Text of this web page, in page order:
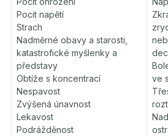
Pocit napětí
Strach
Nadměrné obavy a starosti,
katastrofické myšlenky a
představy
Obtíže s koncentrací
Nespavost
Zvýšená únavnost
Lekavost
Podrážděnost
ve